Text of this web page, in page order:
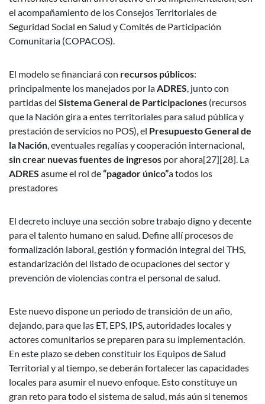
el acompañamiento de los Consejos Territoriales de
Seguridad Social en Salud y Comités de Participación
Comunitaria (COPACOS).
El modelo se financiará con recursos públicos:
principalmente los manejados por laADRES, junto con
partidas del Sistema General de Participaciones (recursos
que la Nación gira a entes territoriales para salud pública y
prestación de servicios no POS), el Presupuesto General de
la Nación, eventuales regalías y cooperación internacional,
sin crear nuevas fuentes de ingresos por ahora[27][28]. La
ADRES asume el rol de“pagador único”a todos los
prestadores
El decreto incluye una sección sobre trabajo digno y decente
para el talento humano en salud. Define allí procesos de
formalización laboral, gestión y formación integral del THS,
estandarización del listado de ocupaciones del sector y
prevención de violencias contra el personal de salud.
Este nuevo dispone un periodo de transición de un año,
dejando, para que las ET, EPS, IPS, autoridades locales y
actores comunitarios se preparen para su implementación.
En este plazo se deben constituir los Equipos de Salud
Territorial y al tiempo, se deberán fortalecer las capacidades
locales para asumir el nuevo enfoque. Esto constituye un
gran reto para todo el sistema de salud, más aún si tenemos